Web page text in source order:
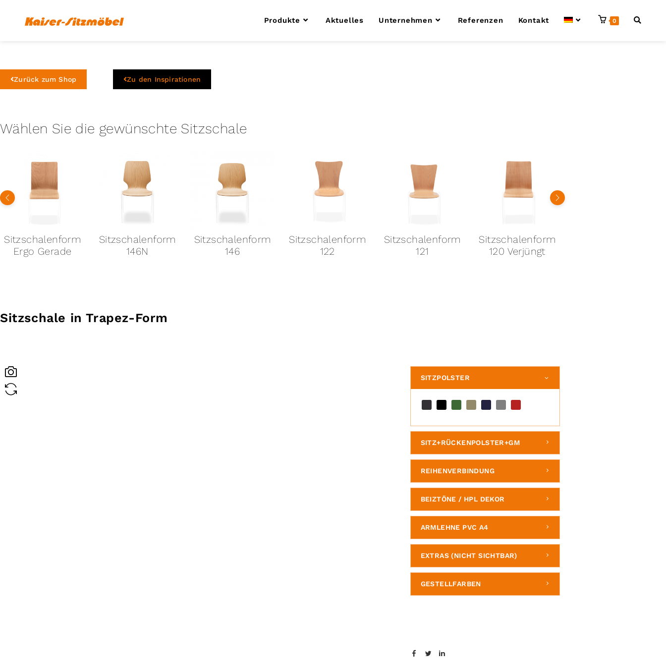
Produkte Aktuelles Unternehmen Referenzen Kontakt 0
Zurück zum Shop Zu den Inspirationen
Wählen Sie die gewünschte Sitzschale
Sitzschalenform
146N
Sitzschalenform
146
Sitzschalenform
122
Sitzschalenform
121
Sitzschalenform
120 Verjüngt
Sitzschalenform
120 Gerade
Sitzschale in Trapez-Form
SITZPOLSTER
SITZ+RÜCKENPOLSTER+GM
REIHENVERBINDUNG
BEIZTÖNE / HPL DEKOR
ARMLEHNE PVC A4
EXTRAS (NICHT SICHTBAR)
GESTELLFARBEN